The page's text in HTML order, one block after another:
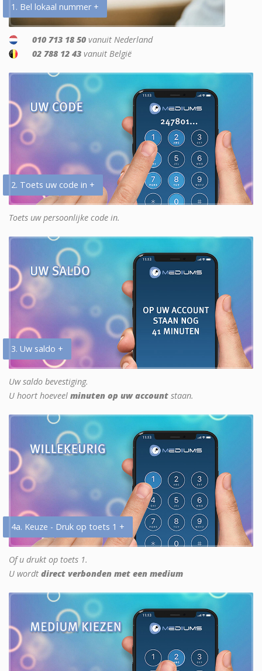
1. Bel lokaal nummer +
010 713 18 50 vanuit Nederland
02 788 12 43 vanuit België
2. Toets uw code in +
Toets uw persoonlijke code in.
3. Uw saldo +
Uw saldo bevestiging.
U hoort hoeveel minuten op uw account staan.
4a. Keuze - Druk op toets 1 +
Of u drukt op toets 1.
U wordt direct verbonden met een medium